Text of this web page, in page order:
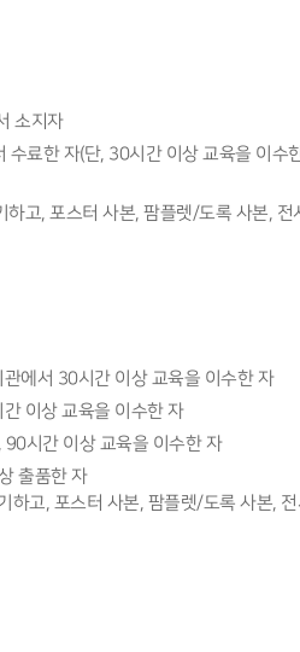
소지자
료한 자(단, 30시간 이상 교육을 이수
고, 포스터 사본, 팜플렛/도록 사본,
에서 30시간 이상 교육을 이수한 자
이상 교육을 이수한 자
시간 이상 교육을 이수한 자
출품한 자
하고, 포스터 사본, 팜플렛/도록 사본,